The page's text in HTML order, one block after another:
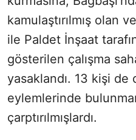
kamulaştırılmış olan
ile Paldet İnşaat
gösterilen çalışma
yasaklandı. 13 kişi de
eylemlerinde
çarptırılmışlardı.